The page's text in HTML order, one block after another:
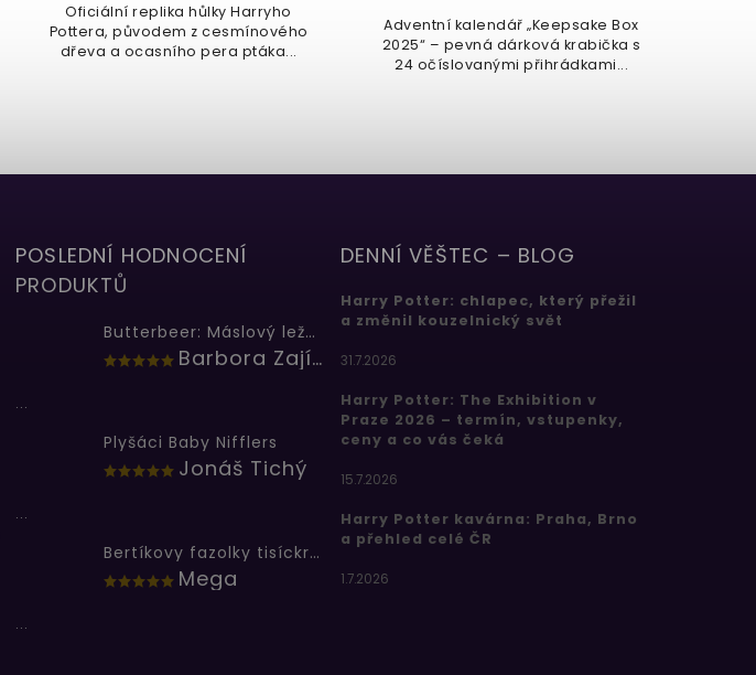
Oficiální replika hůlky Harryho
Pottera, původem z cesmínového
dřeva a ocasního pera ptáka...
Adventní kalendář „Keepsake Box
2025“ – pevná dárková krabička s
24 očíslovanými přihrádkami...
POSLEDNÍ HODNOCENÍ
PRODUKTŮ
Butterbeer: Máslový ležák
Barbora Zajícová
...
Plyšáci Baby Nifflers
Jonáš Tichý
...
Bertíkovy fazolky tisíckrát jinak
Mega
...
DENNÍ VĚŠTEC – BLOG
Harry Potter: chlapec, který přežil
a změnil kouzelnický svět
31.7.2026
Harry Potter: The Exhibition v
Praze 2026 – termín, vstupenky,
ceny a co vás čeká
15.7.2026
Harry Potter kavárna: Praha, Brno
a přehled celé ČR
1.7.2026